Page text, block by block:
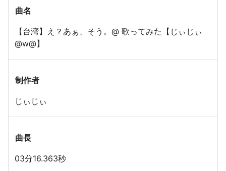
曲名
【台湾】え？あぁ、そう。@ 歌ってみた【じぃじぃ
@w@】
制作者
じぃじぃ
曲長
03分16.363秒